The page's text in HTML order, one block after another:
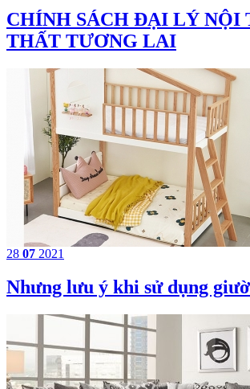
CHÍNH SÁCH ĐẠI LÝ NỘI
THẤT TƯƠNG LAI
28 07 2021
Nhưng lưu ý khi sử dụng